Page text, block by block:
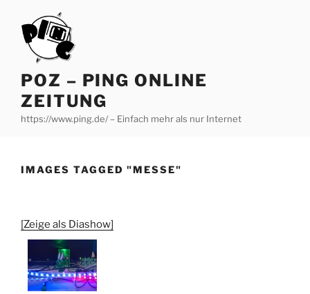
Inhalt
springen
POZ – PING ONLINE
ZEITUNG
https://www.ping.de/ – Einfach mehr als nur Internet
IMAGES TAGGED "MESSE"
[Zeige als Diashow]